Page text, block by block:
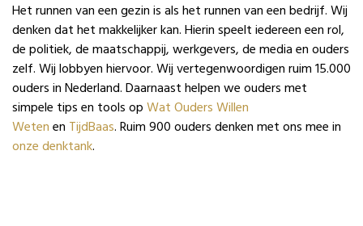
Het runnen van een gezin is als het runnen van een bedrijf. Wij
denken dat het makkelijker kan. Hierin speelt iedereen een rol,
de politiek, de maatschappij, werkgevers, de media en ouders
zelf. Wij lobbyen hiervoor. Wij vertegenwoordigen ruim 15.000
ouders in Nederland. Daarnaast helpen we ouders met
simpele tips en tools opWat Ouders Willen
Wetenen TijdBaas. Ruim 900 ouders denken met ons mee in
onze denktank.